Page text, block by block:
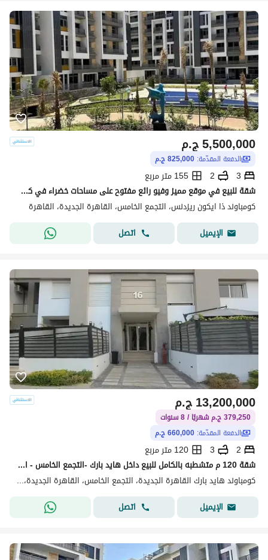
ج.م5,500,000
الدفعة المقدّمة: 825,000 ج.م
3
2
155 متر مربع
شقة للبيع في موقع مميز وفيو رائع مفتوح على مساحات خضراء في كمبوند ايكون بالقاهرة الجديدة
كومباوند ذا ايكون ريزدنس، التجمع الخامس، القاهرة الجديدة، القاهرة
الإيميل
اتصل
ج.م13,200,000
379,250 ج.م شهريًا / 8 سنوات
الدفعة المقدّمة: 660,000 ج.م
2
3
120 متر مربع
شقة 120 م متشطبه بالكامل للبيع داخل هايد بارك -التجمع الخامس - القاهره الجديده - بأقل مقدم وتقسيط 8 سنوات -استلم بعد سنه - 2 غرف
كومباوند هايد بارك القاهرة الجديدة، التجمع الخامس، القاهرة الجديدة، القاهرة
الإيميل
اتصل